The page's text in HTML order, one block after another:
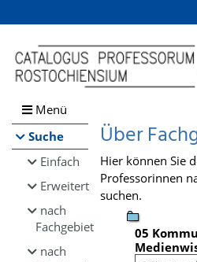
Browsen
direkt zum Inhalt
Menü
Suche
Einfach
Erweitert
nach
Fachgebiet
nach
Über
Hier können Sie
Professorinnen
suchen.
05